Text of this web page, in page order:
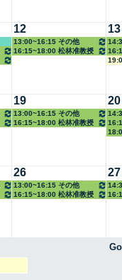
12
13:00~16:15 その他
16:15~18:00 松林准教授
13
19
13:00~16:15 その他
16:15~18:00 松林准教授
20
26
13:00~16:15 その他
16:15~18:00 松林准教授
27